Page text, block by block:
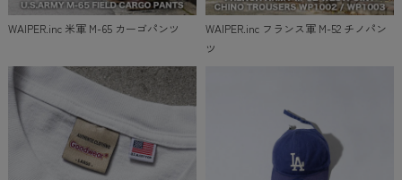
WAIPER.inc 米軍 M-65 カーゴパンツ
WAIPER.inc フランス軍 M-52 チノパン
ツ